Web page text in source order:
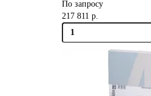
По запросу
217 811 р.